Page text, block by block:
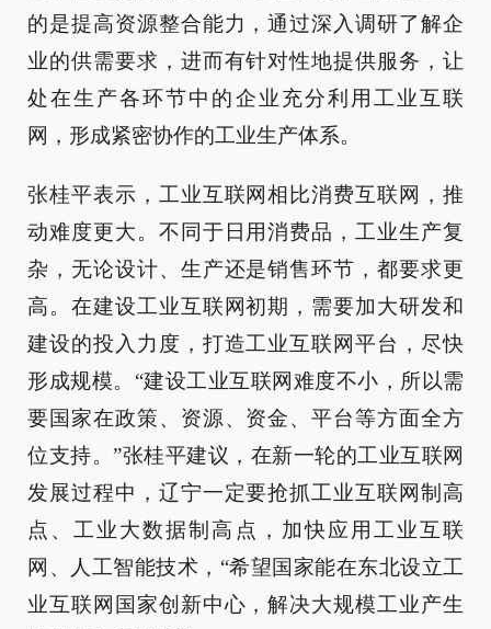
的是提高资源整合能力，通过深入调研了解企
业的供需要求，进而有针对性地提供服务，让
处在生产各环节中的企业充分利用工业互联
网，形成紧密协作的工业生产体系。
张桂平表示，工业互联网相比消费互联网，推
动难度更大。不同于日用消费品，工业生产复
杂，无论设计、生产还是销售环节，都要求更
高。在建设工业互联网初期，需要加大研发和
建设的投入力度，打造工业互联网平台，尽快
形成规模。“建设工业互联网难度不小，所以需
要国家在政策、资源、资金、平台等方面全方
位支持。”张桂平建议，在新一轮的工业互联网
发展过程中，辽宁一定要抢抓工业互联网制高
点、工业大数据制高点，加快应用工业互联
网、人工智能技术，“希望国家能在东北设立工
业互联网国家创新中心，解决大规模工业产生